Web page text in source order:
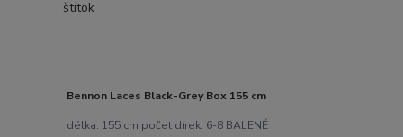
Bennon Laces Black-Grey Box 155 cm
délka: 155 cm počet dírek: 6-8 BALENÉ